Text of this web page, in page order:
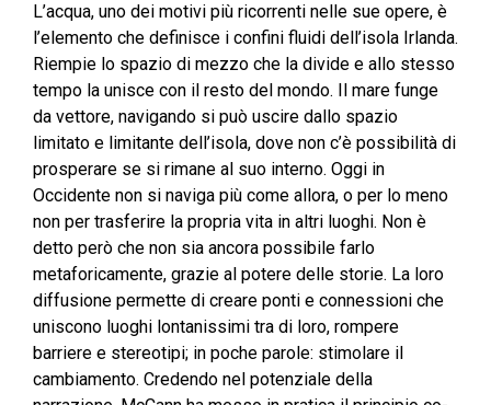
L’acqua, uno dei motivi più ricorrenti nelle sue opere, è
l’elemento che definisce i confini fluidi dell’isola Irlanda.
Riempie lo spazio di mezzo che la divide e allo stesso
tempo la unisce con il resto del mondo. Il mare funge
da vettore, navigando si può uscire dallo spazio
limitato e limitante dell’isola, dove non c’è possibilità di
prosperare se si rimane al suo interno. Oggi in
Occidente non si naviga più come allora, o per lo meno
non per trasferire la propria vita in altri luoghi. Non è
detto però che non sia ancora possibile farlo
metaforicamente, grazie al potere delle storie. La loro
diffusione permette di creare ponti e connessioni che
uniscono luoghi lontanissimi tra di loro, rompere
barriere e stereotipi; in poche parole: stimolare il
cambiamento. Credendo nel potenziale della